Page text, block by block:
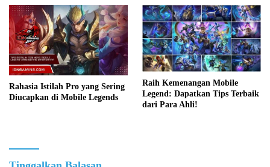
Rahasia Istilah Pro yang Sering
Diucapkan di Mobile Legends
Raih Kemenangan Mobile
Legend: Dapatkan Tips Terbaik
dari Para Ahli!